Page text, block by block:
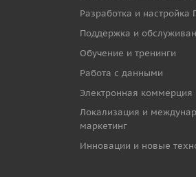
Разработка и настройка
Поддержка и
Обучение и тренинги
Работа с данными
Электронная коммерция
Локализация и
маркетинг
Инновации и новые